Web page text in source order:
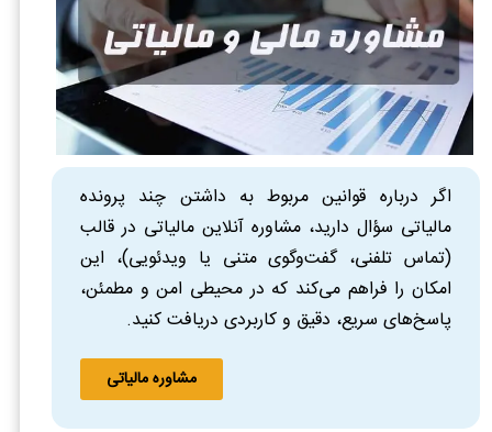
اگر درباره قوانین مربوط به داشتن چند پرونده
مالیاتی سؤال دارید، مشاوره آنلاین مالیاتی در قالب
(تماس تلفنی، گفت‌وگوی متنی یا ویدئویی)، این
امکان را فراهم می‌کند که در محیطی امن و مطمئن،
پاسخ‌های سریع، دقیق و کاربردی دریافت کنید.
مشاوره مالیاتی